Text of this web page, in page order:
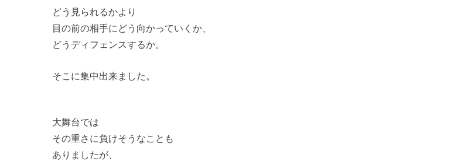
どう見られるかより
目の前の相手にどう向かっていくか、
どうディフェンスするか。
そこに集中出来ました。
大舞台では
その重さに負けそうなことも
ありましたが、